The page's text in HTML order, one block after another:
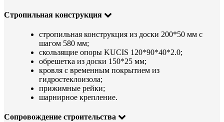
Стропильная конструкция
стропильная конструкция из доски 200*50 мм с
шагом 580 мм;
скользящие опоры KUCIS 120*90*40*2.0;
обрешетка из доски 150*25 мм;
кровля с временным покрытием из
гидростеклоизола;
прижимные рейки;
шарнирное крепление.
Сопровождение строительства